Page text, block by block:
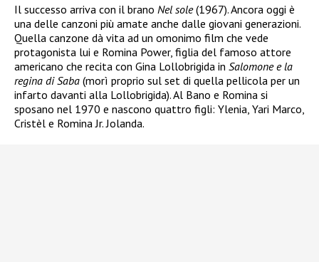
Il successo arriva con il brano Nel sole(1967). Ancora oggi è
una delle canzoni più amate anche dalle giovani generazioni.
Quella canzone dà vita ad un omonimo film che vede
protagonista lui e Romina Power, figlia del famoso attore
americano che recita con Gina Lollobrigida in Salomone e la
regina di Saba (morì proprio sul set di quella pellicola per un
infarto davanti alla Lollobrigida). Al Bano e Romina si
sposano nel 1970 e nascono quattro figli: Ylenia, Yari Marco,
Cristèl e Romina Jr. Jolanda.